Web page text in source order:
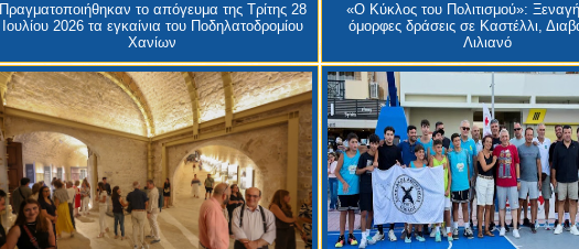
Πραγματοποιήθηκαν το απόγευμα της Τρίτης 28
Ιουλίου 2026 τα εγκαίνια του Ποδηλατοδρομίου
Χανίων
«Ο Κύκλος του Πολιτισμού»:
όμορφες δράσεις σε Καστέλλι,
Λιλιανό